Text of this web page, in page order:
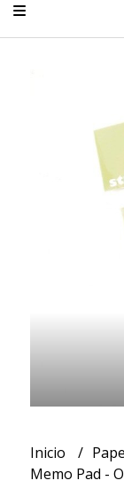
Inicio
Memo Pad -